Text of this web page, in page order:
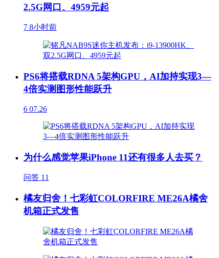
2.5G网口、4959元起
7 8小时前
PS6将搭载RDNA 5架构GPU，AI加持实现3—
4倍实测图形性能跃升
6 07.26
为什么感觉苹果iPhone 11还有很多人去买？
问答 11
橘友归舍！七彩虹COLORFIRE ME26A橘舍
机箱正式发售